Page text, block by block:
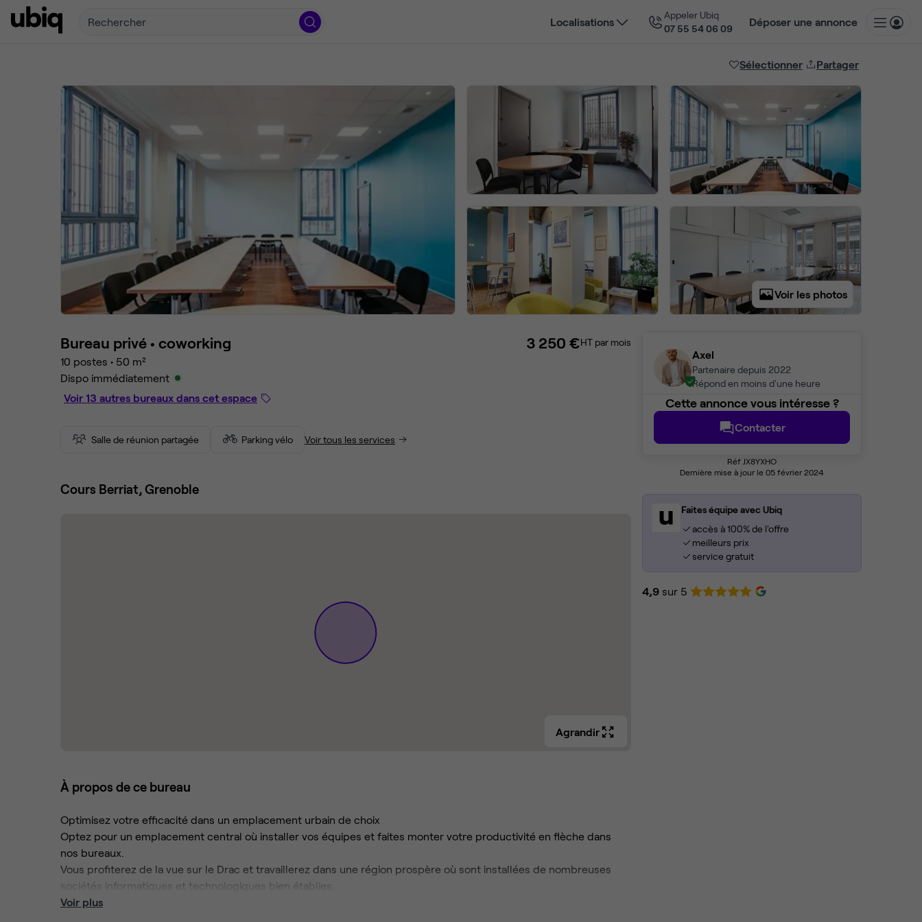
Rechercher Localisations
Appeler Ubiq
07 55 54 06 09
Déposer une annonce
Sélectionner Partager
Voir les photos
Axel
Partenaire depuis 2022
Répond en moins d'une heure
Cette annonce vous intéresse ?
Contacter
Réf JX8YXHO
Dernière mise à jour le 05 février 2024
Faites équipe avec Ubiq
accès à 100% de l'offre
meilleurs prix
service gratuit
4,9 sur 5
Bureau privé • coworking
10 postes • 50 m²
Dispo immédiatement
Voir 13 autres bureaux dans cet espace
3 250 €HT par mois
Salle de réunion partagée Parking vélo Voir tous les services
Cours Berriat, Grenoble
Agrandir
À propos de ce bureau
Optimisez votre efficacité dans un emplacement urbain de choix
Optez pour un emplacement central où installer vos équipes et faites monter votre productivité en flèche dans
nos bureaux.
Vous profiterez de la vue sur le Drac et travaillerez dans une région prospère où sont installées de nombreuses
sociétés informatiques et technologiques bien établies.
Cochez les cases de votre to-do list dans le cadre raffiné d'un immeuble à l'incroyable architecture française
Voir plus